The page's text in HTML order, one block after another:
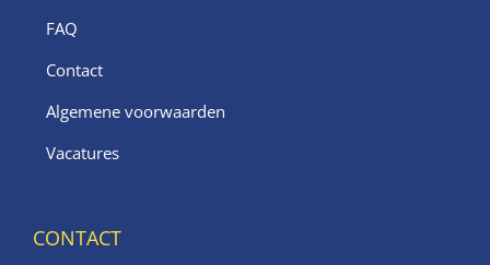
FAQ
Contact
Algemene voorwaarden
Vacatures
CONTACT